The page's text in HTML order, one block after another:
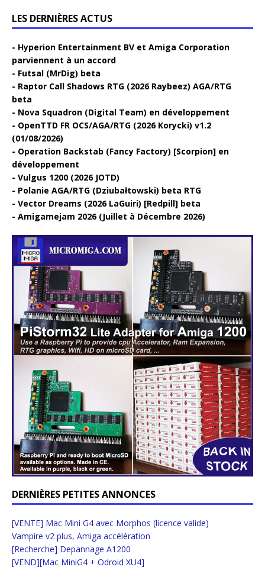
LES DERNIÈRES ACTUS
Hyperion Entertainment BV et Amiga Corporation
parviennent à un accord
Futsal (MrDig) beta
Raptor Call Shadows RTG (2026 Raybeez) AGA/RTG
beta
Nova Squadron (Digital Team) en développement
OpenTTD FR OCS/AGA/RTG (2026 Korycki) v1.2
(01/08/2026)
Operation Backstab (Fancy Factory) [Scorpion] en
développement
Vulgus 1200 (2026 JOTD)
Polanie AGA/RTG (Dziubałtowski) beta RTG
Vector Dreams (2026 LaGuiri) [Redpill] beta
Amigamejam 2026 (Juillet à Décembre 2026)
DERNIÈRES PETITES ANNONCES
[VENTE] Mac Mini G4 avec Morphos (licence valide)
Vampire v2 plus, Amiga accélération
[Recherche] Depannage A1200
[VEND][Mac MiniG4 + Odroid XU4]